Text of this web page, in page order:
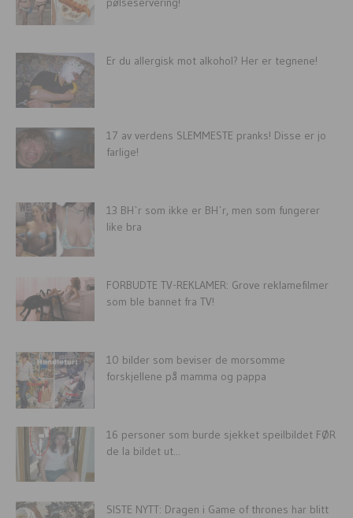
Er du allergisk mot alkohol? Her er tegnene!
17 av verdens SLEMMESTE pranks! Disse er jo
farlige!
13 BH`r som ikke er BH`r, men som fungerer
like bra
FORBUDTE TV-REKLAMER: Grove reklamefilmer
som ble bannet fra TV!
10 bilder som beviser de morsomme
forskjellene på mamma og pappa
16 personer som burde sjekket speilbildet FØR
de la bildet ut...
SISTE NYTT: Dragen i Game of thrones har blitt